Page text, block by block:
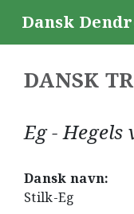
Dansk
DANSK
Eg -
Dansk navn:
Stilk-Eg